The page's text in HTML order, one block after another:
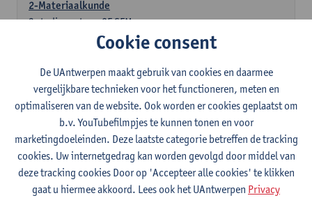
2-Materiaalkunde
2E SEM
3studiepunten
Linda Beenaerts
2-Wiskunde
2E SEM
studiepunten
Lesgever(s):
Rudi Penne Jeffrey Cornelis
Kris Annaert
Stijn Dierckx
Annelies Fabri
Senne Ignoul
Specifiek deel
15 studiepunten
Cookie consent
De UAntwerpen maakt gebruik van cookies en daarmee
vergelijkbare technieken voor het functioneren, meten en
optimaliseren van de website. Ook worden er cookies geplaatst om
b.v. YouTubefilmpjes te kunnen tonen en voor
marketingdoeleinden. Deze laatste categorie betreffen de tracking
cookies. Uw internetgedrag kan worden gevolgd door middel van
deze tracking cookies Door op 'Accepteer alle cookies' te klikken
gaat u hiermee akkoord. Lees ook het UAntwerpen Privacy